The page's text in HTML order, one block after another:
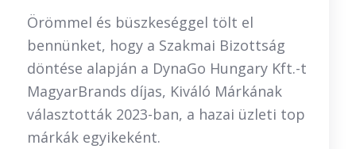
Örömmel és büszkeséggel tölt el
bennünket, hogy a Szakmai Bizottság
döntése alapján a DynaGo Hungary Kft.-t
MagyarBrands díjas, Kiváló Márkának
választották 2023-ban, a hazai üzleti top
márkák egyikeként.